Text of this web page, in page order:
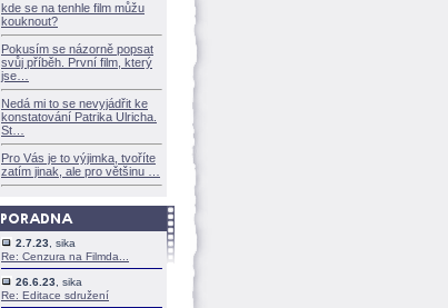
kde se na tenhle film můžu
kouknout?
Pokusím se názorně popsat
svůj příběh. První film, který
jse
Nedá mi to se nevyjádřit ke
konstatování Patrika Ulricha.
St
Pro Vás je to výjimka, tvoříte
zatím jinak, ale pro většinu
2.7.23 , sika
Re: Cenzura na Filmda...
26.6.23 , sika
Re: Editace sdružení